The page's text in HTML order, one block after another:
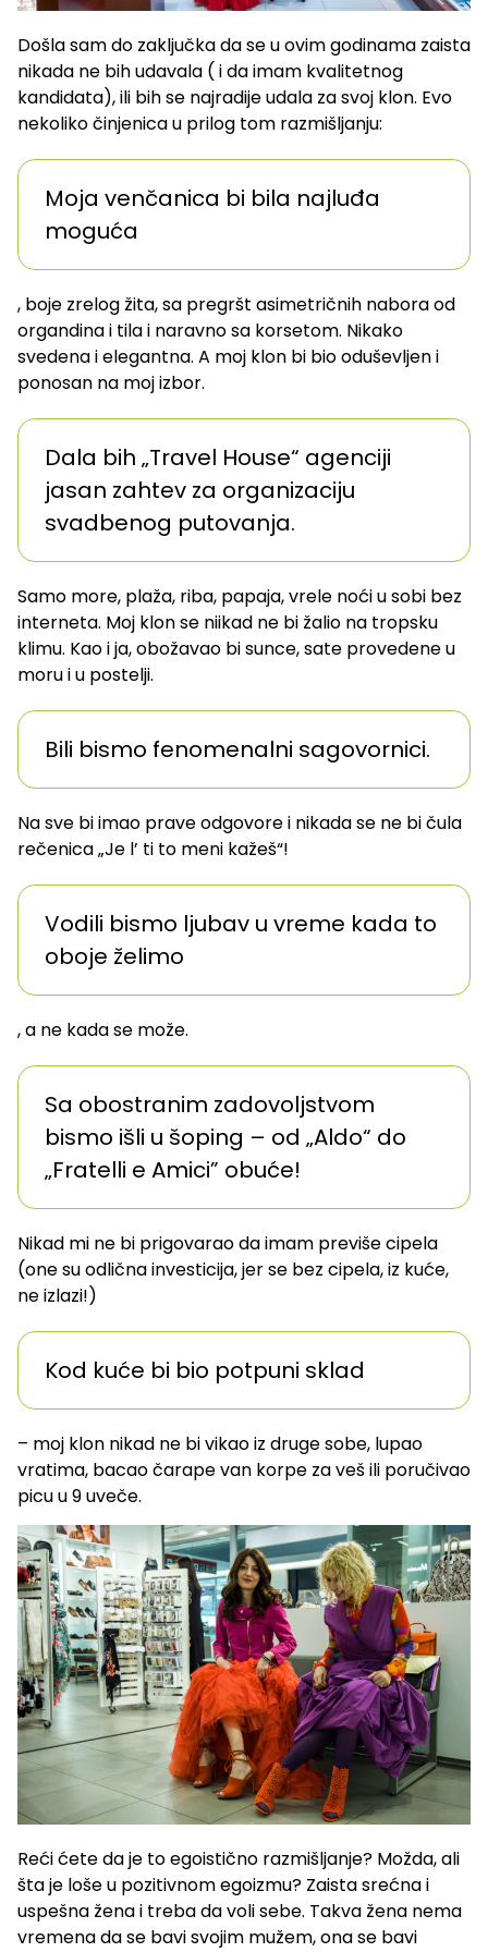
Došla sam do zaključka da se u ovim godinama zaista
nikada ne bih udavala ( i da imam kvalitetnog
kandidata), ili bih se najradije udala za svoj klon. Evo
nekoliko činjenica u prilog tom razmišljanju:
Moja venčanica bi bila najluđa
moguća
, boje zrelog žita, sa pregršt asimetričnih nabora od
organdina i tila i naravno sa korsetom. Nikako
svedena i elegantna. A moj klon bi bio oduševljen i
ponosan na moj izbor.
Dala bih „Travel House“ agenciji
jasan zahtev za organizaciju
svadbenog putovanja.
Samo more, plaža, riba, papaja, vrele noći u sobi bez
interneta. Moj klon se niikad ne bi žalio na tropsku
klimu. Kao i ja, obožavao bi sunce, sate provedene u
moru i u postelji.
Bili bismo fenomenalni sagovornici.
Na sve bi imao prave odgovore i nikada se ne bi čula
rečenica „Je l’ ti to meni kažeš“!
Vodili bismo ljubav u vreme kada to
oboje želimo
, a ne kada se može.
Sa obostranim zadovoljstvom
bismo išli u šoping – od „Aldo“ do
„Fratelli e Amici” obuće!
Nikad mi ne bi prigovarao da imam previše cipela
(one su odlična investicija, jer se bez cipela, iz kuće,
ne izlazi!)
Kod kuće bi bio potpuni sklad
– moj klon nikad ne bi vikao iz druge sobe, lupao
vratima, bacao čarape van korpe za veš ili poručivao
picu u 9 uveče.
Reći ćete da je to egoistično razmišljanje? Možda, ali
šta je loše u pozitivnom egoizmu? Zaista srećna i
uspešna žena i treba da voli sebe. Takva žena nema
vremena da se bavi svojim mužem, ona se bavi